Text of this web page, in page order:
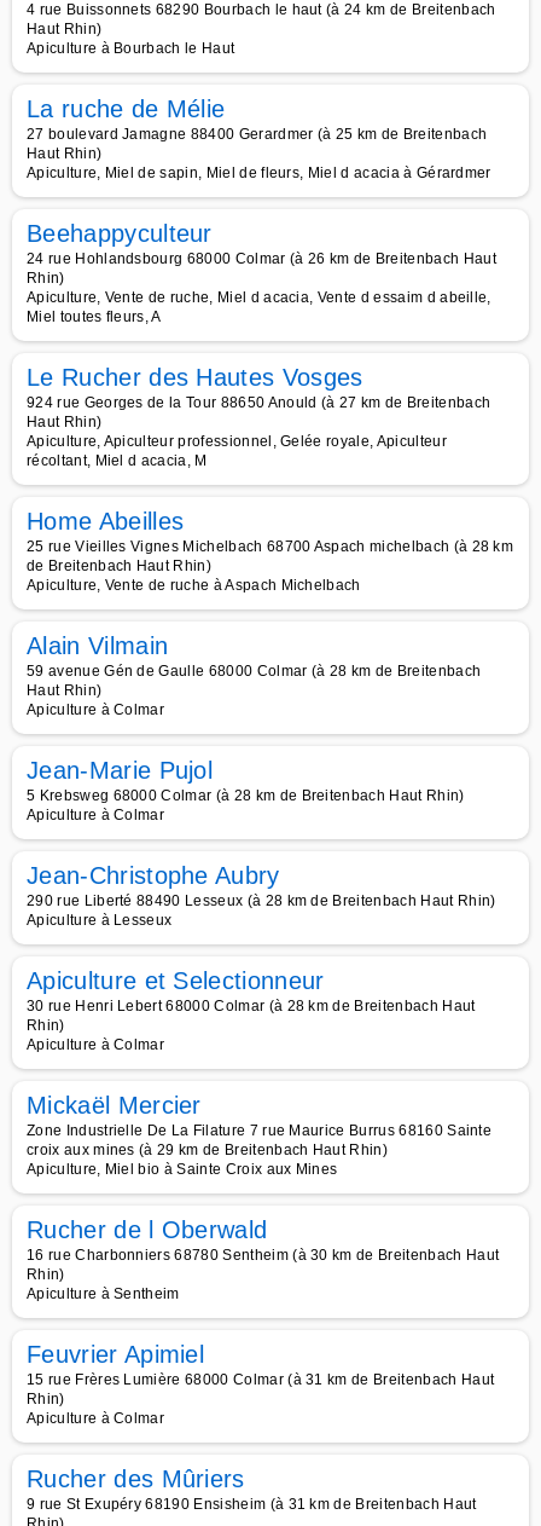
4 rue Buissonnets 68290 Bourbach le haut (à 24 km de Breitenbach
Haut Rhin)
Apiculture à Bourbach le Haut
La ruche de Mélie
27 boulevard Jamagne 88400 Gerardmer (à 25 km de Breitenbach
Haut Rhin)
Apiculture, Miel de sapin, Miel de fleurs, Miel d acacia à Gérardmer
Beehappyculteur
24 rue Hohlandsbourg 68000 Colmar (à 26 km de Breitenbach Haut
Rhin)
Apiculture, Vente de ruche, Miel d acacia, Vente d essaim d abeille,
Miel toutes fleurs, A
Le Rucher des Hautes Vosges
924 rue Georges de la Tour 88650 Anould (à 27 km de Breitenbach
Haut Rhin)
Apiculture, Apiculteur professionnel, Gelée royale, Apiculteur
récoltant, Miel d acacia, M
Home Abeilles
25 rue Vieilles Vignes Michelbach 68700 Aspach michelbach (à 28 km
de Breitenbach Haut Rhin)
Apiculture, Vente de ruche à Aspach Michelbach
Alain Vilmain
59 avenue Gén de Gaulle 68000 Colmar (à 28 km de Breitenbach
Haut Rhin)
Apiculture à Colmar
Jean-Marie Pujol
5 Krebsweg 68000 Colmar (à 28 km de Breitenbach Haut Rhin)
Apiculture à Colmar
Jean-Christophe Aubry
290 rue Liberté 88490 Lesseux (à 28 km de Breitenbach Haut Rhin)
Apiculture à Lesseux
Apiculture et Selectionneur
30 rue Henri Lebert 68000 Colmar (à 28 km de Breitenbach Haut
Rhin)
Apiculture à Colmar
Mickaël Mercier
Zone Industrielle De La Filature 7 rue Maurice Burrus 68160 Sainte
croix aux mines (à 29 km de Breitenbach Haut Rhin)
Apiculture, Miel bio à Sainte Croix aux Mines
Rucher de l Oberwald
16 rue Charbonniers 68780 Sentheim (à 30 km de Breitenbach Haut
Rhin)
Apiculture à Sentheim
Feuvrier Apimiel
15 rue Frères Lumière 68000 Colmar (à 31 km de Breitenbach Haut
Rhin)
Apiculture à Colmar
Rucher des Mûriers
9 rue St Exupéry 68190 Ensisheim (à 31 km de Breitenbach Haut